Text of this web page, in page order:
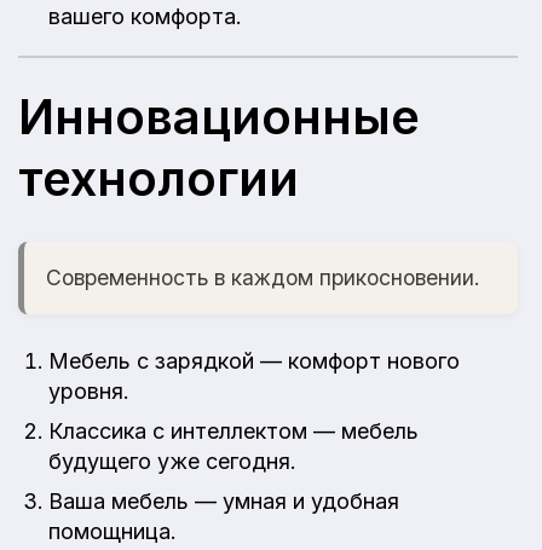
вашего комфорта.
Инновационные
технологии
Современность в каждом прикосновении.
Мебель с зарядкой — комфорт нового
уровня.
Классика с интеллектом — мебель
будущего уже сегодня.
Ваша мебель — умная и удобная
помощница.